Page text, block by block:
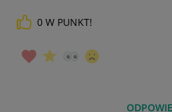
0 W PUNKT!